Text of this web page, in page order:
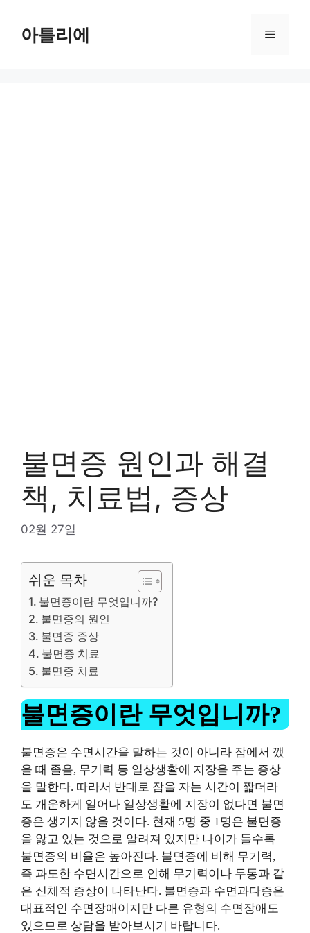
content아틀리에 Menu
불면증 원인과 해결
책, 치료법, 증상
02월 27일
쉬운 목차
불면증이란 무엇입니까?
불면증의 원인
불면증 증상
불면증 치료
불면증 치료
불면증이란 무엇입니까?
불면증은 수면시간을 말하는 것이 아니라 잠에서 깼
을 때 졸음, 무기력 등 일상생활에 지장을 주는 증상
을 말한다. 따라서 반대로 잠을 자는 시간이 짧더라
도 개운하게 일어나 일상생활에 지장이 없다면 불면
증은 생기지 않을 것이다. 현재 5명 중 1명은 불면증
을 앓고 있는 것으로 알려져 있지만 나이가 들수록
불면증의 비율은 높아진다. 불면증에 비해 무기력,
즉 과도한 수면시간으로 인해 무기력이나 두통과 같
은 신체적 증상이 나타난다. 불면증과 수면과다증은
대표적인 수면장애이지만 다른 유형의 수면장애도
있으므로 상담을 받아보시기 바랍니다.